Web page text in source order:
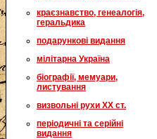
краєзнавство, генеалогія,
геральдика
подарункові видання
мілітарна Україна
біографії, мемуари,
листування
визвольні рухи XX ст.
періодичні та серійні
видання